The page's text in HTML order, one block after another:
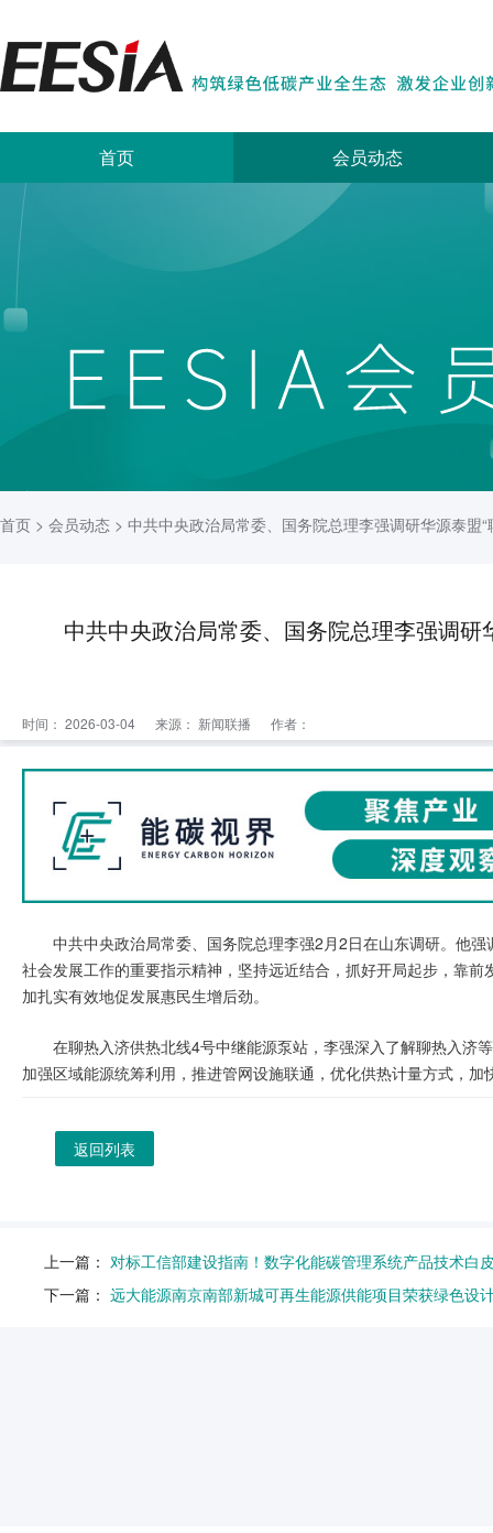
首页 会员动态
首页 > 会员动态 > 中共中央政治局常委、国务院总理李强调研华源泰盟
中共中央政治局常委、国务院总理李强调
时间： 2026-03-04 来源： 新闻联播 作者：
中共中央政治局常委、国务院总理李强2月2日在山东调研。他
社会发展工作的重要指示精神，坚持远近结合，抓好开局起步，靠
加扎实有效地促发展惠民生增后劲。
在聊热入济供热北线4号中继能源泵站，李强深入了解聊热入济
加强区域能源统筹利用，推进管网设施联通，优化供热计量方式，
返回列表
上一篇： 对标工信部建设指南！数字化能碳管理系统产品技术白
下一篇： 远大能源南京南部新城可再生能源供能项目荣获绿色设